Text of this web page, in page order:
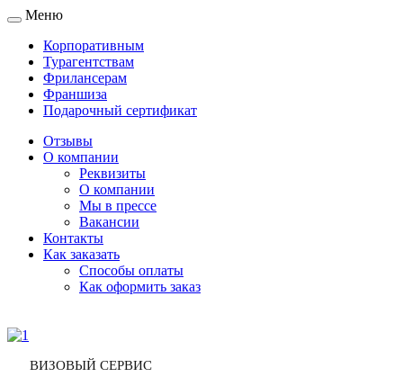
Toggle
navigation
Меню
Корпоративным
Турагентствам
Фрилансерам
Франшиза
Подарочный сертификат
Отзывы
О компании
Реквизиты
О компании
Мы в прессе
Вакансии
Контакты
Как заказать
Способы оплаты
Как оформить заказ
ВИЗОВЫЙ СЕРВИС